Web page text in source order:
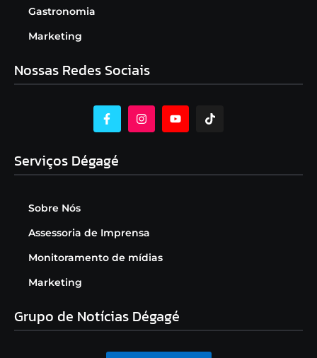
Gastronomia
Marketing
Nossas Redes Sociais
Serviços Dégagé
Sobre Nós
Assessoria de Imprensa
Monitoramento de mídias
Marketing
Grupo de Notícias Dégagé